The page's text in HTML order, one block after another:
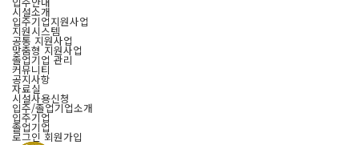
시설소개
입주기업지원사업
지원시스템
공통 지원사업
맞춤형 지원사업
졸업기업 관리
커뮤니티
공지사항
자료실
시설사용신청
입주/졸업기업소개
입주기업
졸업기업
로그인 회원가입